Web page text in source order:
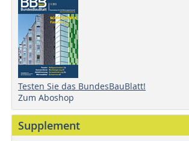
Testen Sie das BundesBauBlatt!
Zum Aboshop
Supplement